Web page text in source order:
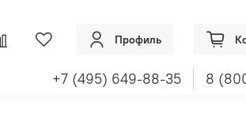
Профиль
+7 (495) 649-88-35 8